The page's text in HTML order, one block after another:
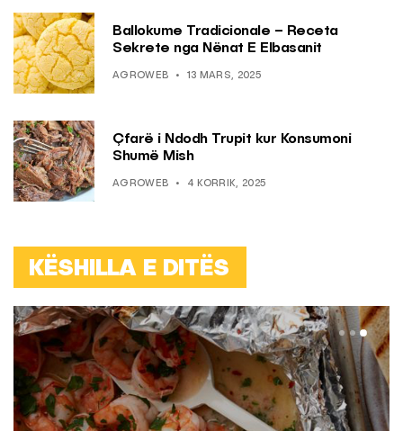
Ballokume Tradicionale – Receta
Sekrete nga Nënat E Elbasanit
AGROWEB 13 MARS, 2025
Çfarë i Ndodh Trupit kur Konsumoni
Shumë Mish
AGROWEB 4 KORRIK, 2025
KËSHILLA E DITËS